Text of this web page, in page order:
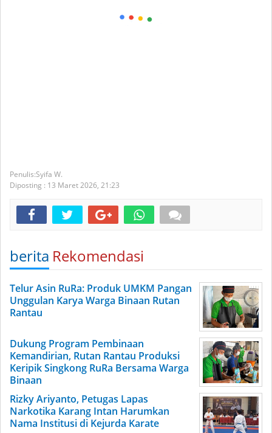
Syifa W.
Diposting : 13 Maret 2026, 21:23
berita Rekomendasi
Telur Asin RuRa: Produk UMKM Pangan
Unggulan Karya Warga Binaan Rutan
Rantau
Dukung Program Pembinaan
Kemandirian, Rutan Rantau Produksi
Keripik Singkong RuRa Bersama Warga
Binaan
Rizky Ariyanto, Petugas Lapas
Narkotika Karang Intan Harumkan
Nama Institusi di Kejurda Karate